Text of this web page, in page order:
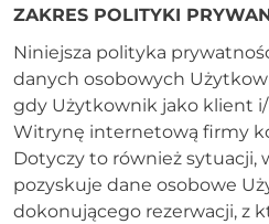
ZAKRES POLITYKI
Niniejsza polityka
danych osobowych
gdy Użytkownik jako klient
Witrynę internetową firmy
Dotyczy to również sytuacji,
pozyskuje dane osobowe
dokonującego rezerwacji, z